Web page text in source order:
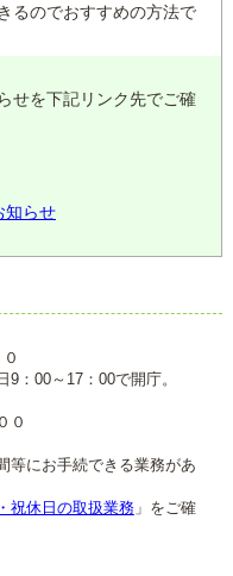
るのでおすすめの方法で
せを下記リンク先でご確
知らせ
：00～17：00で開庁。
０
等にお手続できる業務があ
祝休日の取扱業務」をご確